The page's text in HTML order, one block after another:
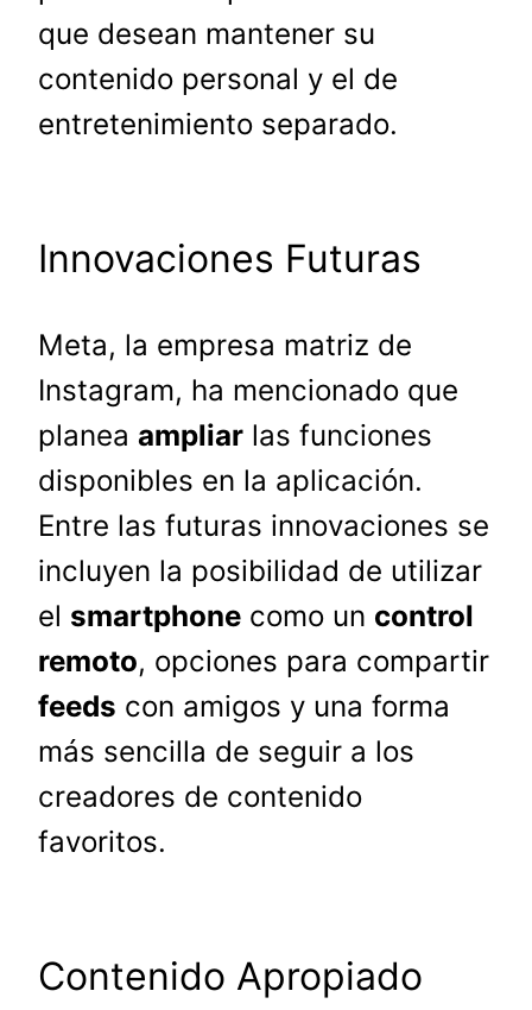
que desean mantener su
contenido personal y el de
entretenimiento separado.
Innovaciones Futuras
Meta, la empresa matriz de
Instagram, ha mencionado que
planea ampliar las funciones
disponibles en la aplicación.
Entre las futuras innovaciones se
incluyen la posibilidad de utilizar
el smartphone como un control
remoto, opciones para compartir
feeds con amigos y una forma
más sencilla de seguir a los
creadores de contenido
favoritos.
Contenido Apropiado